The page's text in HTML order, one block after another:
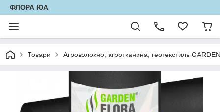
ФЛОРА ЮА
Товари Агроволокно, агротканина, геотекстиль